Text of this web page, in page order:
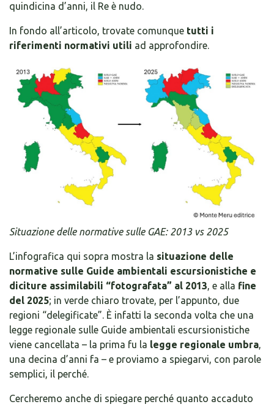
quindicina d’anni, il Re è nudo.
In fondo all’articolo, trovate comunque tutti i
riferimenti normativi utili ad approfondire.
Situazione delle normative sulle GAE: 2013 vs 2025
L’infografica qui sopra mostra la situazione delle
normative sulle Guide ambientali escursionistiche e
diciture assimilabili “fotografata” al 2013, e alla fine
del 2025; in verde chiaro trovate, per l’appunto, due
regioni “delegificate”. È infatti la seconda volta che una
legge regionale sulle Guide ambientali escursionistiche
viene cancellata – la prima fu la legge regionale umbra,
una decina d’anni fa – e proviamo a spiegarvi, con parole
semplici, il perché.
Cercheremo anche di spiegare perché quanto accaduto